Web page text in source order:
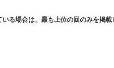
る場合は、最も上位の回のみを掲